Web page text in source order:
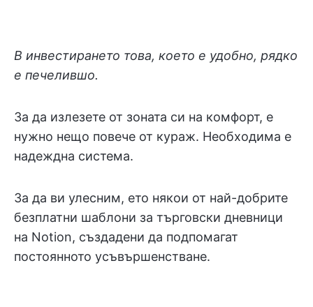
В инвестирането това, което е удобно, рядко
е печелившо.
За да излезете от зоната си на комфорт, е
нужно нещо повече от кураж. Необходима е
надеждна система.
За да ви улесним, ето някои от най-добрите
безплатни шаблони за търговски дневници
на Notion, създадени да подпомагат
постоянното усъвършенстване.